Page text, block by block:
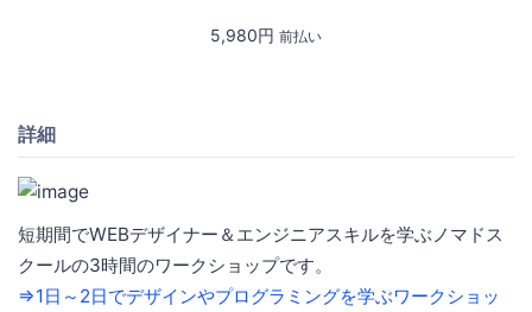
5,980円 前払い
詳細
短期間でWEBデザイナー＆エンジニアスキルを学ぶノマドス
クールの3時間のワークショップです。
⇒1日～2日でデザインやプログラミングを学ぶワークショッ